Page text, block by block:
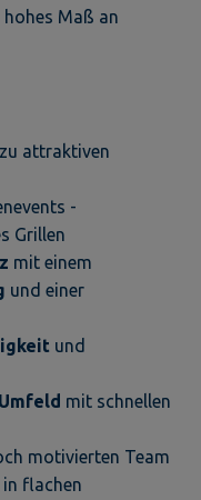
Maß an
attraktiven
-
Grillen
mit einem
und einer
und
mit schnellen
motivierten Team
flachen